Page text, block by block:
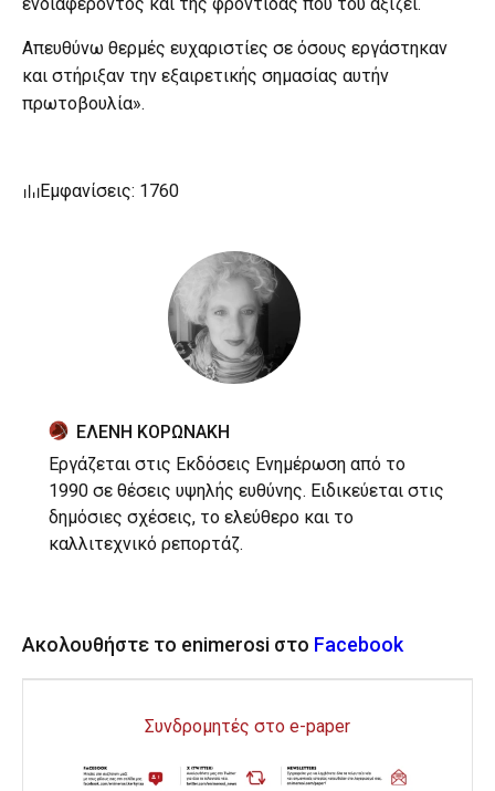
Απευθύνω θερμές ευχαριστίες σε όσους εργάστηκαν
και στήριξαν την εξαιρετικής σημασίας αυτήν
πρωτοβουλία».
Εμφανίσεις: 1760
ΕΛΕΝΗ ΚΟΡΩΝΑΚΗ
Εργάζεται στις Εκδόσεις Ενημέρωση από το
1990 σε θέσεις υψηλής ευθύνης. Ειδικεύεται στις
δημόσιες σχέσεις, το ελεύθερο και το
καλλιτεχνικό ρεπορτάζ.
Ακολουθήστε το enimerosi στο Facebook
Συνδρομητές στο e-paper